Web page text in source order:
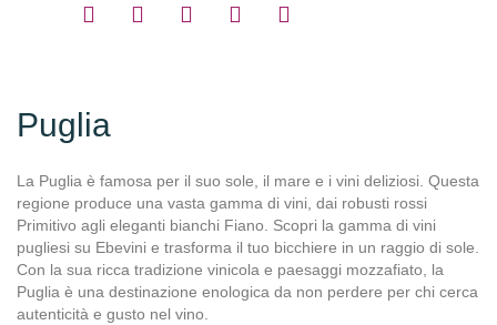
Puglia
La Puglia è famosa per il suo sole, il mare e i vini deliziosi. Questa
regione produce una vasta gamma di vini, dai robusti rossi
Primitivo agli eleganti bianchi Fiano. Scopri la gamma di vini
pugliesi su Ebevini e trasforma il tuo bicchiere in un raggio di sole.
Con la sua ricca tradizione vinicola e paesaggi mozzafiato, la
Puglia è una destinazione enologica da non perdere per chi cerca
autenticità e gusto nel vino.